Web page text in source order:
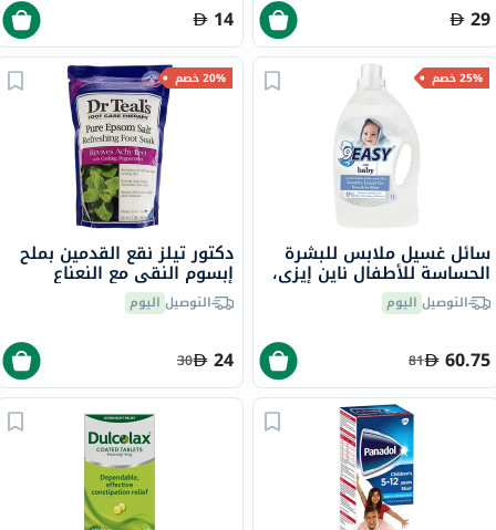
29
14
25% خصم
سائل غسيل ملابس للبشرة
الحساسة للأطفال ناين إيزي،
3 لتر التوصيل اليوم
60.75
81
20% خصم
دكتور تيلز نقع القدمين بملح
إبسوم النقي مع النعناع
المنعش 909 جرام
التوصيل اليوم
24
30